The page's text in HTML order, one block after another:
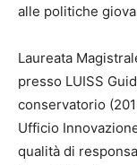
alle politiche
Laureata
presso LUISS
conservatorio
Ufficio
qualità di